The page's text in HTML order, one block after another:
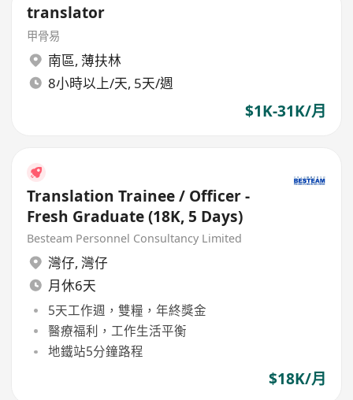
translator
甲骨易
南區, 薄扶林
8小時以上/天, 5天/週
$1K-31K/月
Translation Trainee / Officer -
Fresh Graduate (18K, 5 Days)
Besteam Personnel Consultancy Limited
灣仔, 灣仔
月休6天
5天工作週，雙糧，年終獎金
醫療福利，工作生活平衡
地鐵站5分鐘路程
$18K/月